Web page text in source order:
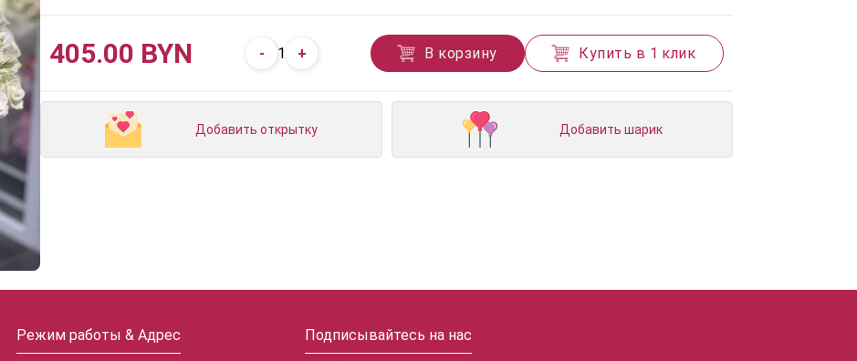
405.00 BYN - 1 + В корзину Купить в 1 клик
Добавить открытку Добавить шарик
Режим работы & Адрес Подписывайтесь на нас